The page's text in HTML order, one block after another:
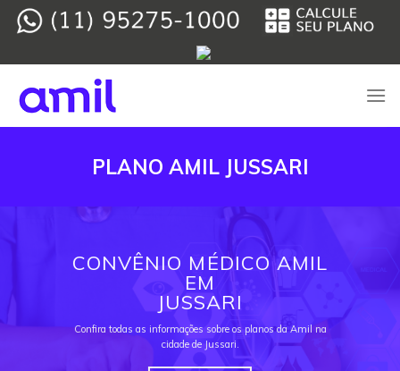
Skip
PLANO AMIL JUSSARI
CONVÊNIO MÉDICO AMIL
EM
JUSSARI
Confira todas as informações sobre os planos da Amil na
cidade de Jussari.